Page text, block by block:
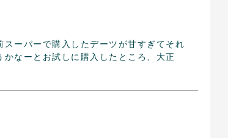
ーパーで購入したデーツが甘すぎてそれ
なーとお試しに購入したところ、大正